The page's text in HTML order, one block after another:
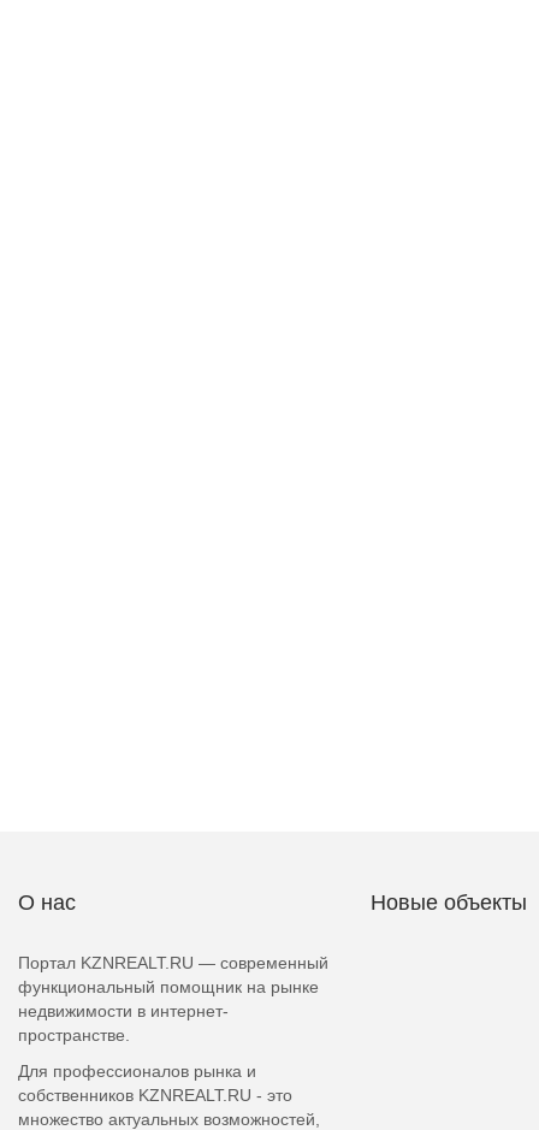
О нас
Портал KZNREALT.RU — современный
функциональный помощник на рынке
недвижимости в интернет-
пространстве.
Для профессионалов рынка и
собственников KZNREALT.RU - это
множество актуальных возможностей,
Новые объекты